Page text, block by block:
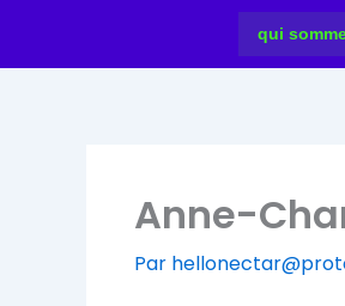
contenu
qui
Anne-
Par